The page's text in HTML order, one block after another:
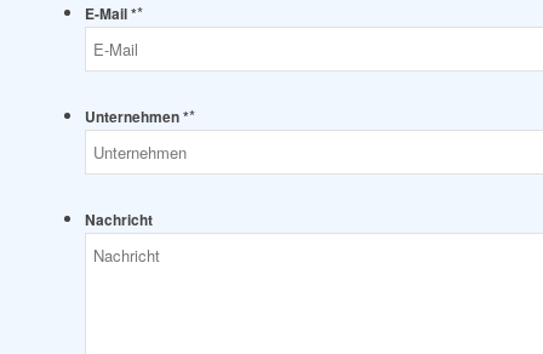
E-Mail **
Unternehmen **
Nachricht